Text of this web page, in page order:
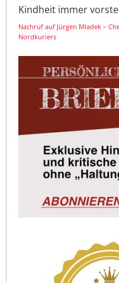
Kindheit immer
Nachruf auf Jürgen Mladek –
Nordkuriers